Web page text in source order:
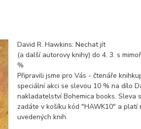
David R. Hawkins: Nechat jít
(a další autorovy knihy) do 4. 3. s
%
Připravili jsme pro Vás - čtenáře
speciální akci se slevou 10 % na dílo
nakladatelství Bohemica books. Sleva
zadáte v košíku kód "HAWK10" a platí
uvedených knih.